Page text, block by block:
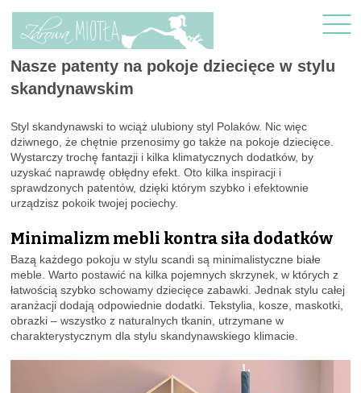
Nasze patenty na pokoje dziecięce w stylu
skandynawskim
Styl skandynawski to wciąż ulubiony styl Polaków. Nic więc
dziwnego, że chętnie przenosimy go także na pokoje dziecięce.
Wystarczy trochę fantazji i kilka klimatycznych dodatków, by
uzyskać naprawdę obłędny efekt. Oto kilka inspiracji i
sprawdzonych patentów, dzięki którym szybko i efektownie
urządzisz pokoik twojej pociechy.
Minimalizm mebli kontra siła dodatków
Bazą każdego pokoju w stylu scandi są minimalistyczne białe
meble. Warto postawić na kilka pojemnych skrzynek, w których z
łatwością szybko schowamy dziecięce zabawki. Jednak stylu całej
aranżacji dodają odpowiednie dodatki. Tekstylia, kosze, maskotki,
obrazki – wszystko z naturalnych tkanin, utrzymane w
charakterystycznym dla stylu skandynawskiego klimacie.